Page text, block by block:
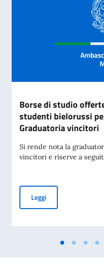
Borse di studio
studenti bielorussi
Graduatoria vincitori
Si rende nota la
vincitori e riserve a
LeggiBorse di studio